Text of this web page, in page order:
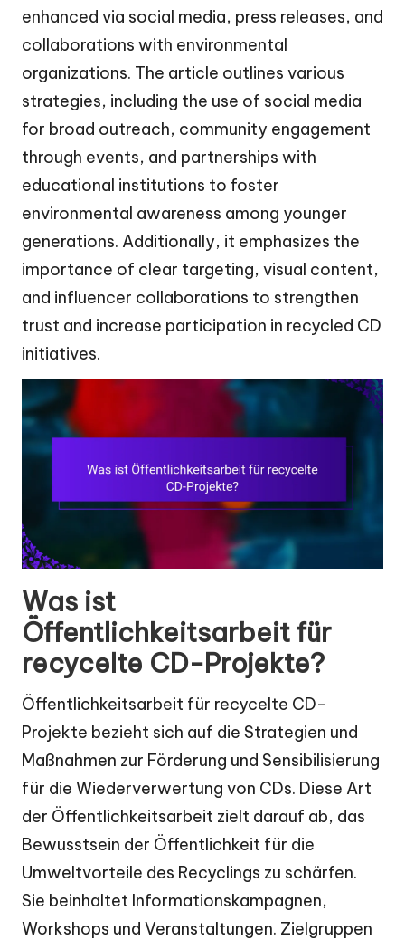
enhanced via social media, press releases, and
collaborations with environmental
organizations. The article outlines various
strategies, including the use of social media
for broad outreach, community engagement
through events, and partnerships with
educational institutions to foster
environmental awareness among younger
generations. Additionally, it emphasizes the
importance of clear targeting, visual content,
and influencer collaborations to strengthen
trust and increase participation in recycled CD
initiatives.
Was ist
Öffentlichkeitsarbeit für
recycelte CD-Projekte?
Öffentlichkeitsarbeit für recycelte CD-
Projekte bezieht sich auf die Strategien und
Maßnahmen zur Förderung und Sensibilisierung
für die Wiederverwertung von CDs. Diese Art
der Öffentlichkeitsarbeit zielt darauf ab, das
Bewusstsein der Öffentlichkeit für die
Umweltvorteile des Recyclings zu schärfen.
Sie beinhaltet Informationskampagnen,
Workshops und Veranstaltungen. Zielgruppen